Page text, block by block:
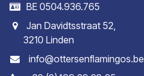
BE 0504.936.765
Jan Davidtsstraat 52,
3210 Linden
info@ottersenflamingos.be